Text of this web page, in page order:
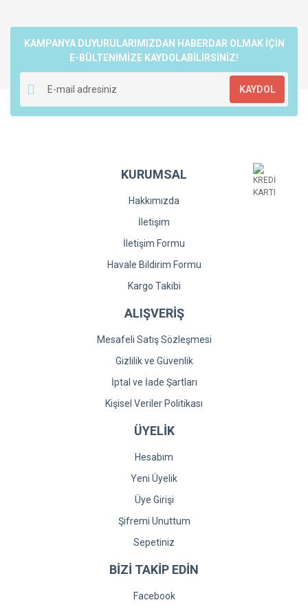
Yorum Yaz
kullanarak tarafımıza iletebilirsiniz.
Görüş ve önerileriniz için teşekkür ederiz.
Ürün resmi kalitesiz, bozuk veya görüntülenemiyor.
Ürün açıklamasında eksik bilgiler bulunuyor.
Ürün bilgilerinde hatalar bulunuyor.
Gönder
KAMPANYA DUYURULARIMIZDAN HABERDAR OLMAK İÇİN
E-BÜLTENİMİZE KAYDOLABİLİRSİNİZ!
KAYDOL
KURUMSAL
Hakkımızda
İletişim
İletişim Formu
Havale Bildirim Formu
Kargo Takibi
ALIŞVERİŞ
Mesafeli Satış Sözleşmesi
Gizlilik ve Güvenlik
İptal ve İade Şartları
Kişisel Veriler Politikası
ÜYELİK
Hesabım
Yeni Üyelik
Üye Girişi
Şifremi Unuttum
Sepetiniz
BİZİ TAKİP EDİN
Facebook